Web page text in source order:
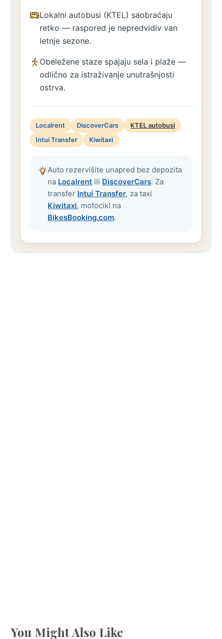
Lokalni autobusi (KTEL) saobraćaju
retko — raspored je nepredvidiv van
letnje sezone.
Obeležene staze spajaju sela i plaže —
odlično za istraživanje unutrašnjosti
ostrva.
Localrent DiscoverCars
KTEL autobusi
Intui Transfer
Kiwitaxi
Auto rezervišite unapred bez depozita
na Localrent ili DiscoverCars. Za
transfer Intui Transfer, za taxi
Kiwitaxi, motocikl na
BikesBooking.com.
You Might Also Like